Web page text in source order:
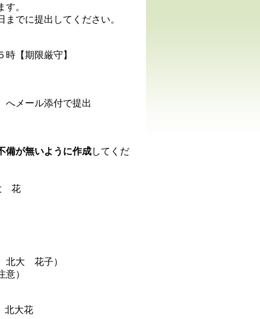
。
でに提出してください。
【期限厳守】
へメール添付で提出
備が無いように作成してくだ
花
大 花子）
意）
大花